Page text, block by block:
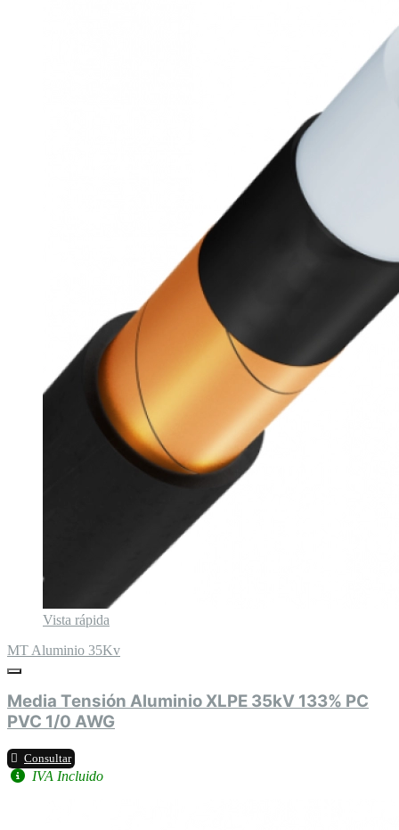
Vista rápida
MT Aluminio 35Kv
Media Tensión Aluminio XLPE 35kV 133% PC
PVC 1/0 AWG
Consultar
IVA Incluido